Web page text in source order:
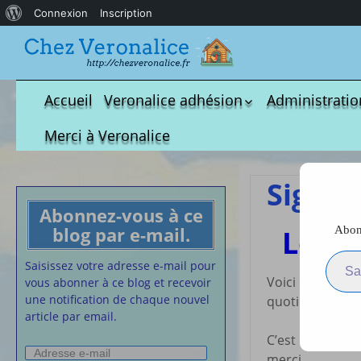
Accueil
Veronalice adhésion
Qui est-elle ?
Adhésion demandes
S.M.I.C et
Affiches
Convention
Collective
Lettres Types
Projet
calendrier des
Vaccination
nounou
Merci à Veronalice
Abonnez-vous à ce
blog par e-mail.
Saisissez votre adresse e-mail pour
vous abonner à ce blog et recevoir
une notification de chaque nouvel
article par email.
Adresse
Les
Voici quelques
quotidien au
C’est
Saisissez votre adresse
propos
Connexion Inscription